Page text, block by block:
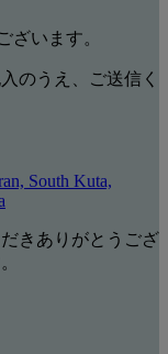
ざいます。
のうえ、ご送信く
South Kuta,
きありがとうござ